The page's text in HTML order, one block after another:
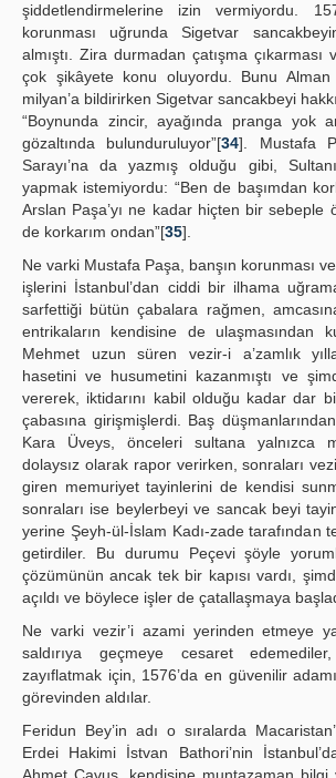
şiddetlendirmelerine izin vermiyordu.
korunması uğrunda Sigetvar
almıştı. Zira durmadan çatışma
çok şikâyete konu oluyordu. Bunu Alman
milyan’a bildirirken Sigetvar sancakbeyi
“Boynunda zincir, ayağında pranga yok
gözaltında bulunduruluyor”[34]. Mustafa
Sarayı’na da yazmış olduğu gibi,
yapmak istemiyordu: “Ben de başımdan
Arslan Paşa’yı ne kadar hiçten bir sebeple
de korkarım ondan”[35].
Ne varki Mustafa Paşa, banşın korunması
işlerini İstanbul’dan ciddi bir ilhama
sarfettiği bütün çabalara rağmen,
entrikaların kendisine de ulaşmasından
Mehmet uzun süren vezir-i a’zamlık
hasetini ve husumetini kazanmıştı ve
vererek, iktidarını kabil olduğu kadar dar
çabasına girişmişlerdi. Baş
Kara Üveys, önceleri sultana yalnızca
dolaysız olarak rapor verirken, sonraları
giren memuriyet tayinlerini de kendisi
sonraları ise beylerbeyi ve sancak beyi
yerine Şeyh-ül-İslam Kadı-zade tarafından
getirdiler. Bu durumu Peçevi şöyle
çözümünün ancak tek bir kapısı vardı,
açıldı ve böylece işler de çatallaşmaya
Ne varki vezir’i azami yerinden etmeye
saldırıya geçmeye cesaret
zayıflatmak için, 1576’da en güvenilir
görevinden aldılar.
Feridun Bey’in adı o sıralarda
Erdei Hakimi İstvan Bathori’nin